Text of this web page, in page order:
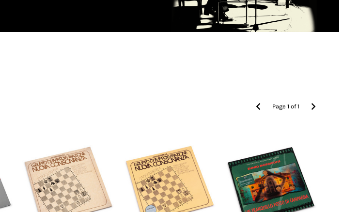
Page1 of1